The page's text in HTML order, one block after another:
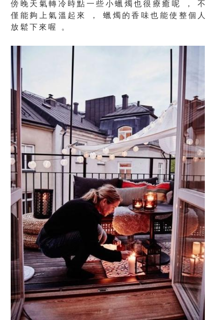
傍晚天氣轉冷時點一些小蠟燭也很療癒呢 ， 不
僅能夠上氣溫起來 ， 蠟燭的香味也能使整個人
放鬆下來喔 。